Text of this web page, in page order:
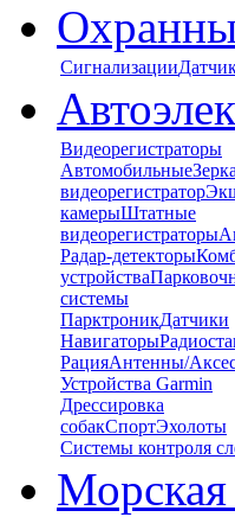
Сигнализации
Видеорегистраторы
Автомобильные
видеорегистратор
камерыШтатные
видеорегистраторы
Радар-детекторы
устройства
системы
ПарктроникДатчики
Навигаторы
РацияАнтенны/
Устройства Garmin
Дрессировка
собакСпортЭхолоты
Системы контроля
Морская